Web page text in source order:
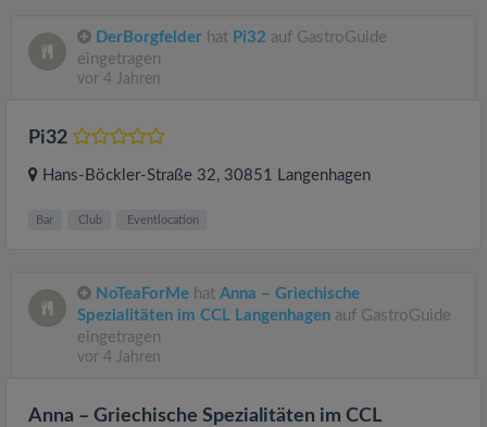
DerBorgfelder hat Pi32 auf GastroGuide
eingetragen
vor 4 Jahren
Pi32
Hans-Böckler-Straße 32, 30851 Langenhagen
Bar Club Eventlocation
NoTeaForMe hat Anna – Griechische
Spezialitäten im CCL Langenhagen auf GastroGuide
eingetragen
vor 4 Jahren
Anna – Griechische Spezialitäten im CCL